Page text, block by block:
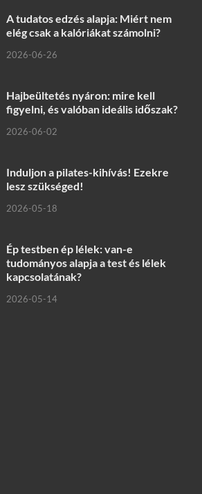
A tudatos edzés alapja: Miért nem
elég csak a kalóriákat számolni?
2026-06-26
Hajbeültetés nyáron: mire kell
figyelni, és valóban ideális időszak?
2026-06-02
Induljon a pilates-kihívás! Ezekre
lesz szükséged!
2026-05-18
Ép testben ép lélek: van-e
tudományos alapja a test és lélek
kapcsolatának?
2026-05-14